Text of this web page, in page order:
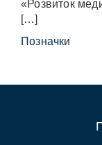
«Розвиток
[…]
Позначки